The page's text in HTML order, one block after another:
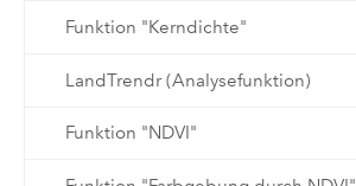
Funktion "Kerndichte"
LandTrendr (Analysefunktion)
Funktion "NDVI"